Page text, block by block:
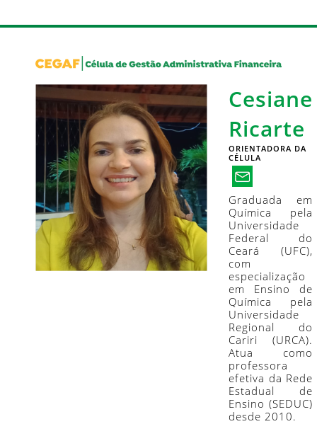
Cesiane
Ricarte
ORIENTADORA DA
CÉLULA
Graduada em
Química pela
Universidade
Federal do
Ceará (UFC),
com
especialização
em Ensino de
Química pela
Universidade
Regional do
Cariri (URCA).
Atua como
professora
efetiva da Rede
Estadual de
Ensino (SEDUC)
desde 2010.